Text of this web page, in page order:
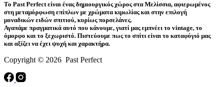
Το Past Perfect είναι ένας δημιουργικός χώρος στα Μελίσσια, αφιερωμένος
στη μεταμόρφωση επίπλων με χρώματα κιμωλίας και στην επιλογή
μοναδικών ειδών σπιτιού, κυρίως πορσελάνες.
Αγαπάμε πραγματικά αυτό που κάνουμε, γιατί μας εμπνέει το vintage, το
όμορφο και το ξεχωριστό. Πιστεύουμε πως το σπίτι είναι το καταφύγιό μας
και αξίζει να έχει ψυχή και χαρακτήρα.
Copyright © 2026 Past Perfect